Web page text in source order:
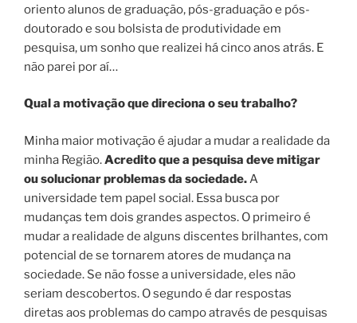
oriento alunos de graduação, pós-graduação e pós-
doutorado e sou bolsista de produtividade em
pesquisa, um sonho que realizei há cinco anos atrás. E
não parei por aí…
Qual a motivação que direciona o seu trabalho?
Minha maior motivação é ajudar a mudar a realidade da
minha Região.Acredito que a pesquisa deve mitigar
ou solucionar problemas da sociedade.A
universidade tem papel social. Essa busca por
mudanças tem dois grandes aspectos. O primeiro é
mudar a realidade de alguns discentes brilhantes, com
potencial de se tornarem atores de mudança na
sociedade. Se não fosse a universidade, eles não
seriam descobertos. O segundo é dar respostas
diretas aos problemas do campo através de pesquisas